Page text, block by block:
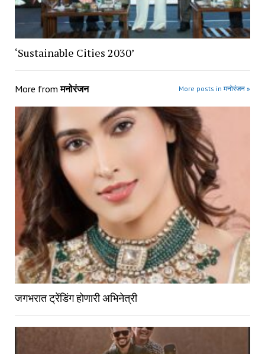
‘Sustainable Cities 2030’
More fromमनोरंजन More posts in मनोरंजन »
जगभरात ट्रेंडिंग होणारी अभिनेत्री